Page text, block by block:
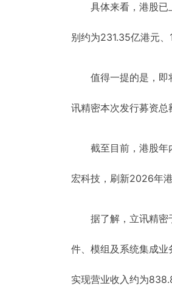
具体来看，港股
别约为231.35亿港元、
值得一提的是，
讯精密本次发行募资总
截至目前，港股
宏科技，刷新2026年
据了解，立讯精
件、模组及系统集成
实现营业收入约为